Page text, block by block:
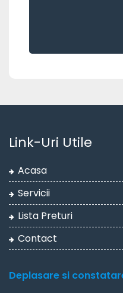
Link-Uri Utile
Acasa
Servicii
Lista Preturi
Contact
Deplasare si